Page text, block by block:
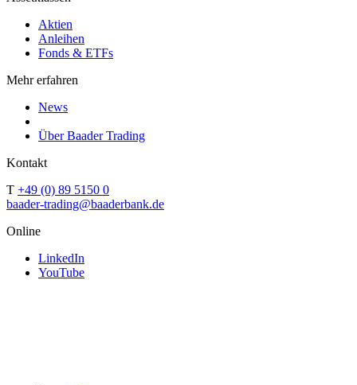
Aktien
Anleihen
Fonds & ETFs
Mehr erfahren
News
Über Baader Trading
Kontakt
T +49 (0) 89 5150 0
baader-trading@baaderbank.de
Online
LinkedIn
YouTube